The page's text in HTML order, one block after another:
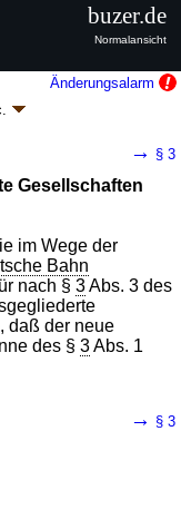
Änderungsalarm
Artikel 9G. v.
→ § 3
Gesellschaften
im Wege der
Bahn
nach §3Abs. 3 des
daß der neue
des §3Abs. 1
→ § 3
buzer.de
Normalansicht